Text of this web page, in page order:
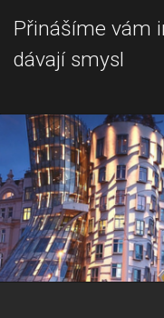
Přinášíme vám
dávají smysl